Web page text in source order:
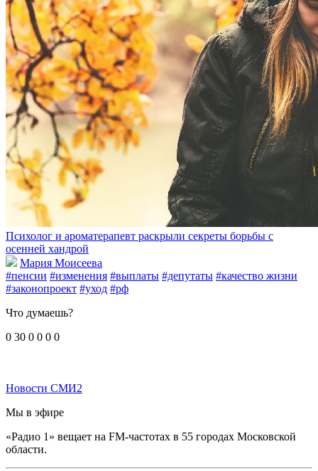
Психолог и ароматерапевт раскрыли секреты борьбы с
осенней хандрой
Мария Моисеева
#пенсии #изменения #выплаты #депутаты #качество жизни
#законопроект #уход #рф
Что думаешь?
0 30 0 0 0 0
Новости СМИ2
Мы в эфире
«Радио 1» вещает на FM-частотах в 55 городах Московской
области.